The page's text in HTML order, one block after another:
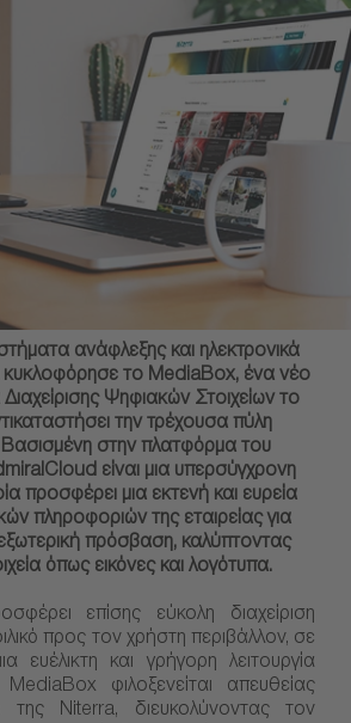
ανάφλεξης και ηλεκτρονικά
κυκλοφόρησε το MediaBox, ένα νέο
Ψηφιακών Στοιχείων το
την τρέχουσα πύλη
στην πλατφόρμα του
είναι μια υπερσύγχρονη
προσφέρει μια εκτενή και ευρεία
πληροφοριών της εταιρείας για
πρόσβαση, καλύπτοντας
όπως εικόνες και λογότυπα.
επίσης εύκολη διαχείριση
προς τον χρήστη περιβάλλον, σε
ευέλικτη και γρήγορη λειτουργία
φιλοξενείται απευθείας
της Niterra, διευκολύνοντας τον